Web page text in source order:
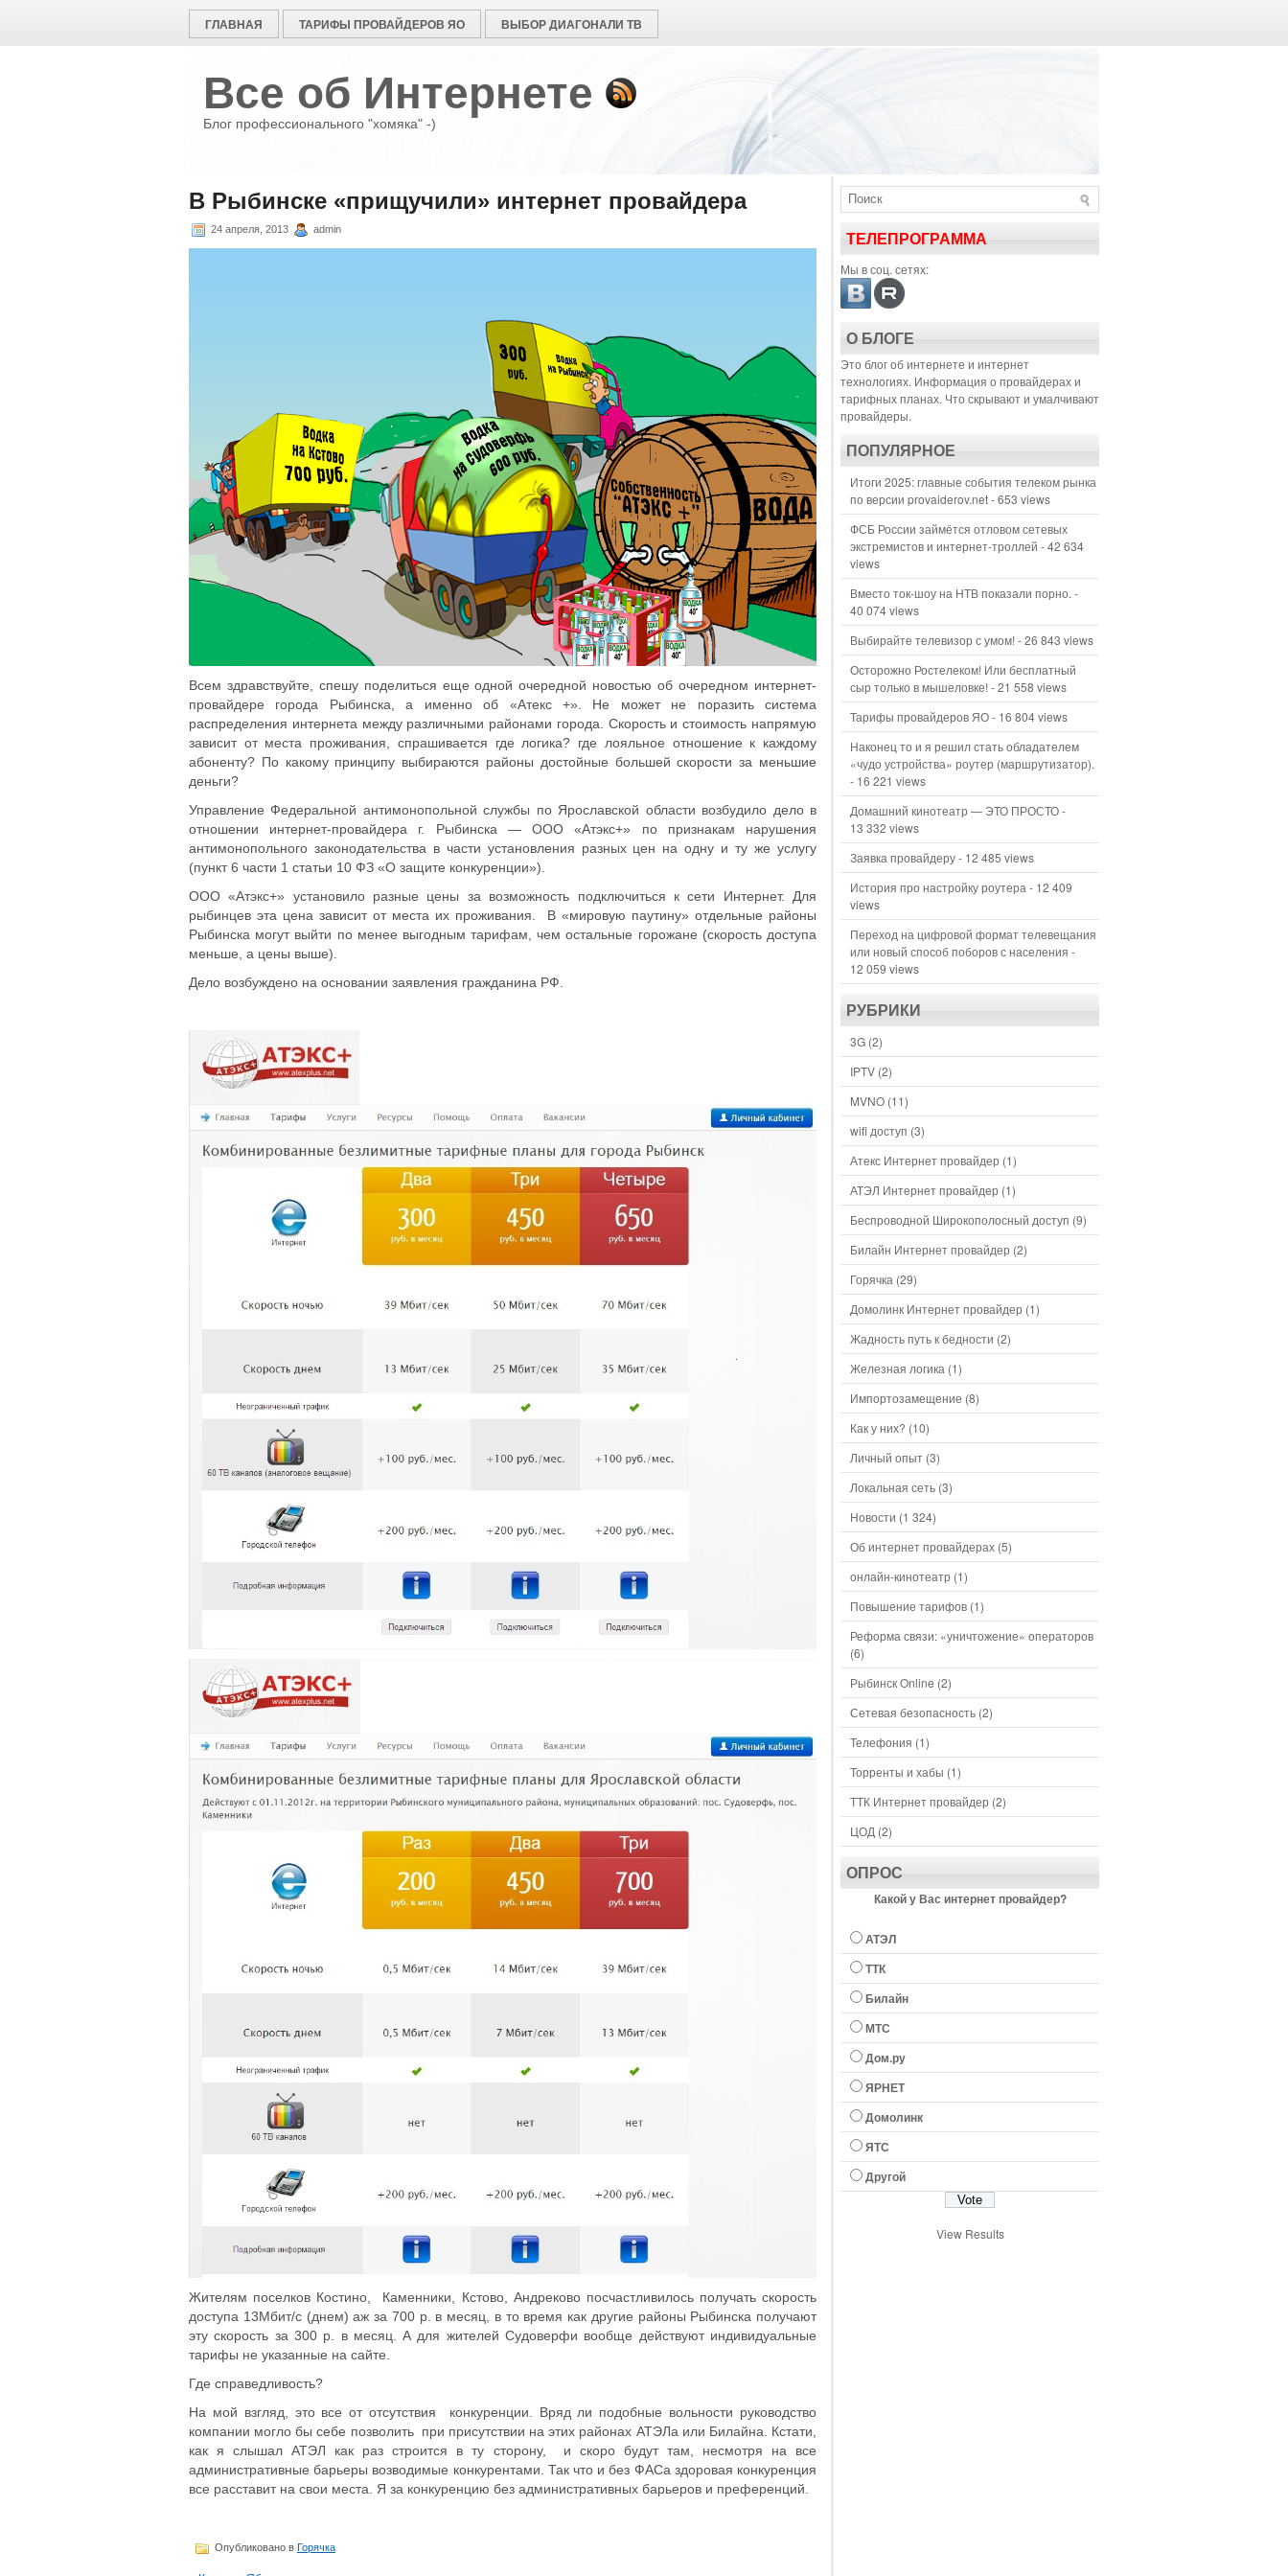
ГЛАВНАЯ ТАРИФЫ ПРОВАЙДЕРОВ ЯО ВЫБОР ДИАГОНАЛИ ТВ
Все об Интернете
Блог профессионального "хомяка" -)
В Рыбинске «прищучили» интернет провайдера
24 апреля, 2013 admin
Всем здравствуйте, спешу поделиться еще одной очередной новостью об очередном интернет-
провайдере города Рыбинска, а именно об «Атекс +». Не может не поразить система
распределения интернета между различными районами города. Скорость и стоимость напрямую
зависит от места проживания, спрашивается где логика? где лояльное отношение к каждому
абоненту? По какому принципу выбираются районы достойные большей скорости за меньшие
деньги?
Управление Федеральной антимонопольной службы по Ярославской области возбудило дело в
отношении интернет-провайдера г. Рыбинска — ООО «Атэкс+» по признакам нарушения
антимонопольного законодательства в части установления разных цен на одну и ту же услугу
(пункт 6 части 1 статьи 10 ФЗ «О защите конкуренции»).
ООО «Атэкс+» установило разные цены за возможность подключиться к сети Интернет. Для
рыбинцев эта цена зависит от места их проживания. В «мировую паутину» отдельные районы
Рыбинска могут выйти по менее выгодным тарифам, чем остальные горожане (скорость доступа
меньше, а цены выше).
Дело возбуждено на основании заявления гражданина РФ.
Жителям поселков Костино, Каменники, Кстово, Андреково посчастливилось получать скорость
доступа 13Мбит/с (днем) аж за 700 р. в месяц, в то время как другие районы Рыбинска получают
эту скорость за 300 р. в месяц. А для жителей Судоверфи вообще действуют индивидуальные
тарифы не указанные на сайте.
Где справедливость?
На мой взгляд, это все от отсутствия конкуренции. Вряд ли подобные вольности руководство
компании могло бы себе позволить при присутствии на этих районах АТЭЛа или Билайна. Кстати,
как я слышал АТЭЛ как раз строится в ту сторону, и скоро будут там, несмотря на все
административные барьеры возводимые конкурентами. Так что и без ФАСа здоровая конкуренция
все расставит на свои места. Я за конкуренцию без административных барьеров и преференций.
Опубликовано в Горячка
ТЕЛЕПРОГРАММА
Мы в соц. сетях:
О БЛОГЕ
Это блог об интернете и интернет
технологиях. Информация о провайдерах и
тарифных планах. Что скрывают и умалчивают
провайдеры.
ПОПУЛЯРНОЕ
Итоги 2025: главные события телеком рынка
по версии provaiderov.net- 653 views
ФСБ России займётся отловом сетевых
экстремистов и интернет-троллей - 42 634
views
Вместо ток-шоу на НТВ показали порно. -
40 074 views
Выбирайте телевизор с умом!- 26 843 views
Осторожно Ростелеком! Или бесплатный
сыр только в мышеловке!- 21 558 views
Тарифы провайдеров ЯО- 16 804 views
Наконец то и я решил стать обладателем
«чудо устройства» роутер (маршрутизатор).
- 16 221 views
Домашний кинотеатр — ЭТО ПРОСТО-
13 332 views
Заявка провайдеру- 12 485 views
История про настройку роутера - 12 409
views
Переход на цифровой формат телевещания
или новый способ поборов с населения -
12 059 views
РУБРИКИ
3G (2)
IPTV (2)
MVNO (11)
wifi доступ (3)
Атекс Интернет провайдер (1)
АТЭЛ Интернет провайдер (1)
Беспроводной Широкополосный доступ (9)
Билайн Интернет провайдер (2)
Горячка (29)
Домолинк Интернет провайдер (1)
Жадность путь к бедности (2)
Железная логика (1)
Импортозамещение (8)
Как у них? (10)
Личный опыт (3)
Локальная сеть (3)
Новости (1 324)
Об интернет провайдерах (5)
онлайн-кинотеатр (1)
Повышение тарифов (1)
Реформа связи: «уничтожение» операторов
(6)
Рыбинск Online (2)
Сетевая безопасность (2)
Телефония (1)
Торренты и хабы (1)
ТТК Интернет провайдер (2)
ЦОД (2)
ОПРОС
Какой у Вас интернет провайдер?
АТЭЛ
ТТК
Билайн
МТС
Дом.ру
ЯРНЕТ
Домолинк
ЯТС
Другой
View Results